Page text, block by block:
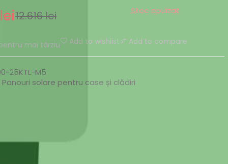
12.616lei
lei Stoc epuizat
mai târziu Add to wishlist Add to compare
25KTL-M5
Panouri solare pentru case și clădiri